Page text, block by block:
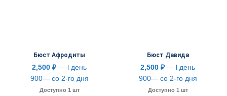
Бюст Афродиты
2,500 ₽— l день
900— со 2-го дня
Доступно 1 шт
Бюст Давида
2,500 ₽— l день
900— со 2-го дня
Доступно 1 шт